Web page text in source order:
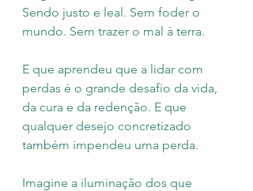
Sendo justo e leal. Sem foder o
mundo. Sem trazer o mal à terra.
E que aprendeu que a lidar com
perdas é o grande desafio da vida,
da cura e da redenção. E que
qualquer desejo concretizado
também impendeu uma perda.
Imagine a iluminação dos que